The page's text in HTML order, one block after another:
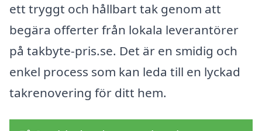
ett tryggt och hållbart tak genom att
begära offerter från lokala leverantörer
på takbyte-pris.se. Det är en smidig och
enkel process som kan leda till en lyckad
takrenovering för ditt hem.